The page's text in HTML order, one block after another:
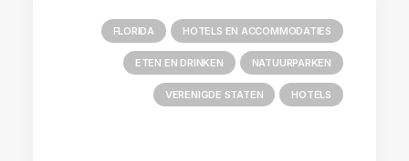
FLORIDA HOTELS EN ACCOMMODATIES
ETEN EN DRINKEN NATUURPARKEN
VERENIGDE STATEN HOTELS